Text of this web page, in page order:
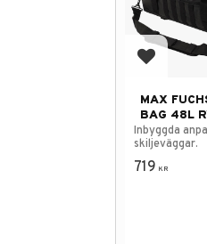
Add to
MAX
BAG 48L
Inbyggda
skiljeväggar.
719 KR